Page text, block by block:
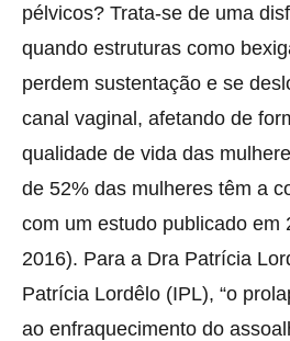
pélvicos? Trata-se de uma
quando estruturas como
perdem sustentação e se
canal vaginal, afetando de
qualidade de vida das
de 52% das mulheres têm a
com um estudo publicado em
2016). Para a Dra Patrícia
Patrícia Lordêlo (IPL), “o
ao enfraquecimento do